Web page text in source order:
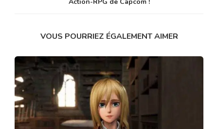
VOUS POURRIEZ ÉGALEMENT AIMER